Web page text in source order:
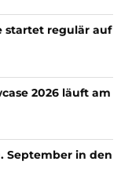
startet regulär auf
2026 läuft am
September in den